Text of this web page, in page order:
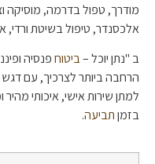
מודרך, טפול בדרמה, מוסיקה
אלכסנדר, טיפול בשיטת ורדי,
ב "נתן יוכל –ביטוחפנסיה
הרחבה ביותר לצרכיך, עם
למתן שירות אישי, איכותי
בזמןתביעה.